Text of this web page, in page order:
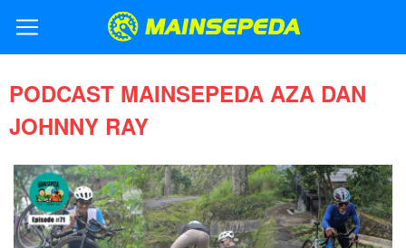
PODCAST MAINSEPEDA AZA DAN
JOHNNY RAY